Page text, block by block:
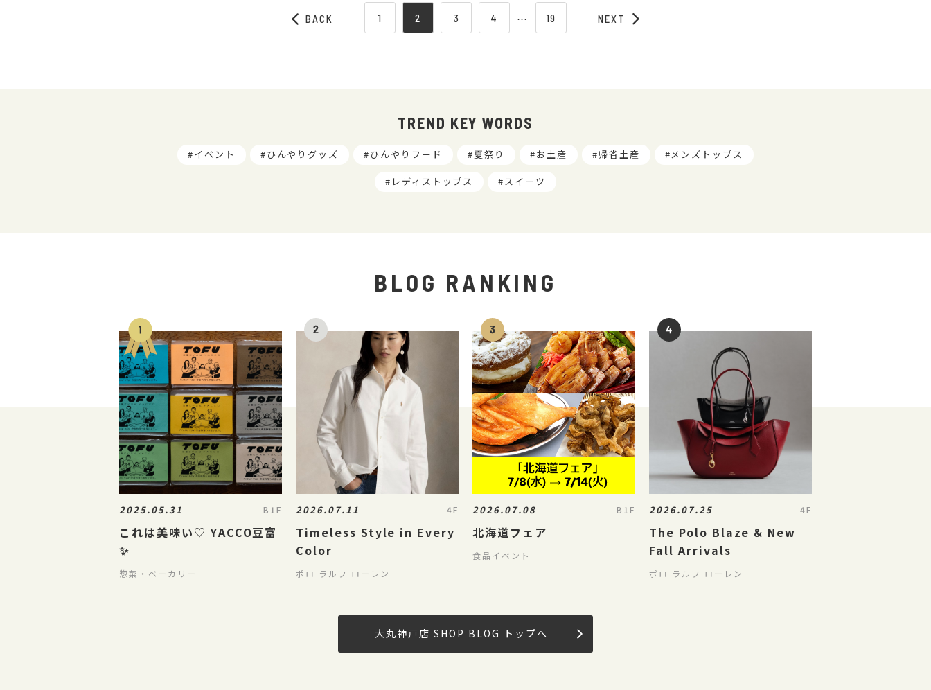
BACK 1 2 3 4 ⋯ 19 NEXT
TREND KEY WORDS
イベント ひんやりグッズ ひんやりフード 夏祭り お土産 帰省土産 メンズトップス
レディストップス スイーツ
BLOG RANKING
2025.05.31 B1F
これは美味い♡ YACCO豆富
✨
惣菜・ベーカリー
2026.07.11 4F
Timeless Style in Every
Color
ポロ ラルフ ローレン
2026.07.08 B1F
北海道フェア
食品イベント
2026.07.25 4F
The Polo Blaze & New
Fall Arrivals
ポロ ラルフ ローレン
大丸神戸店 SHOP BLOG トップへ